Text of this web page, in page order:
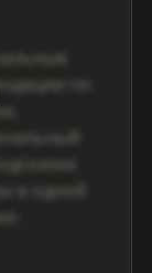
по
в одной